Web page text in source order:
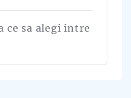
ce sa alegi intre